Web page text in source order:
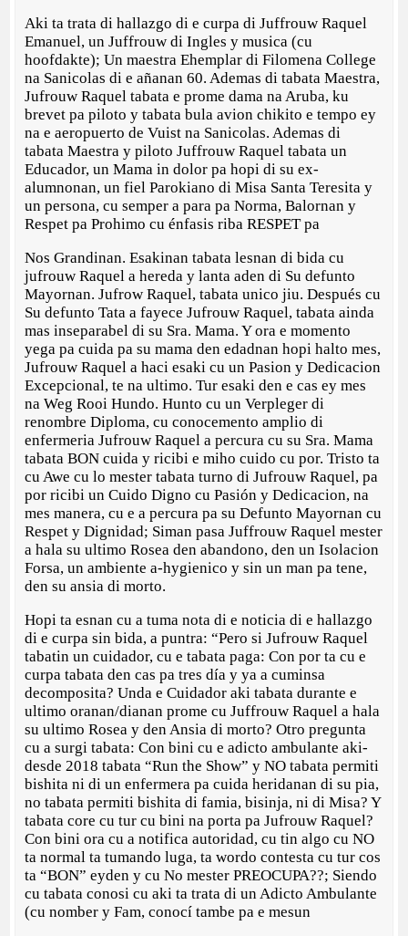
Aki ta trata di hallazgo di e curpa di Juffrouw Raquel
Emanuel, un Juffrouw di Ingles y musica (cu
hoofdakte); Un maestra Ehemplar di Filomena College
na Sanicolas di e añanan 60. Ademas di tabata Maestra,
Jufrouw Raquel tabata e prome dama na Aruba, ku
brevet pa piloto y tabata bula avion chikito e tempo ey
na e aeropuerto de Vuist na Sanicolas. Ademas di
tabata Maestra y piloto Juffrouw Raquel tabata un
Educador, un Mama in dolor pa hopi di su ex-
alumnonan, un fiel Parokiano di Misa Santa Teresita y
un persona, cu semper a para pa Norma, Balornan y
Respet pa Prohimo cu énfasis riba RESPET pa
Nos Grandinan. Esakinan tabata lesnan di bida cu
jufrouw Raquel a hereda y lanta aden di Su defunto
Mayornan. Jufrow Raquel, tabata unico jiu. Después cu
Su defunto Tata a fayece Jufrouw Raquel, tabata ainda
mas inseparabel di su Sra. Mama. Y ora e momento
yega pa cuida pa su mama den edadnan hopi halto mes,
Jufrouw Raquel a haci esaki cu un Pasion y Dedicacion
Excepcional, te na ultimo. Tur esaki den e cas ey mes
na Weg Rooi Hundo. Hunto cu un Verpleger di
renombre Diploma, cu conocemento amplio di
enfermeria Jufrouw Raquel a percura cu su Sra. Mama
tabata BON cuida y ricibi e miho cuido cu por. Tristo ta
cu Awe cu lo mester tabata turno di Jufrouw Raquel, pa
por ricibi un Cuido Digno cu Pasión y Dedicacion, na
mes manera, cu e a percura pa su Defunto Mayornan cu
Respet y Dignidad; Siman pasa Juffrouw Raquel mester
a hala su ultimo Rosea den abandono, den un Isolacion
Forsa, un ambiente a-hygienico y sin un man pa tene,
den su ansia di morto.
Hopi ta esnan cu a tuma nota di e noticia di e hallazgo
di e curpa sin bida, a puntra: “Pero si Jufrouw Raquel
tabatin un cuidador, cu e tabata paga: Con por ta cu e
curpa tabata den cas pa tres día y ya a cuminsa
decomposita? Unda e Cuidador aki tabata durante e
ultimo oranan/dianan prome cu Juffrouw Raquel a hala
su ultimo Rosea y den Ansia di morto? Otro pregunta
cu a surgi tabata: Con bini cu e adicto ambulante aki-
desde 2018 tabata “Run the Show” y NO tabata permiti
bishita ni di un enfermera pa cuida heridanan di su pia,
no tabata permiti bishita di famia, bisinja, ni di Misa? Y
tabata core cu tur cu bini na porta pa Jufrouw Raquel?
Con bini ora cu a notifica autoridad, cu tin algo cu NO
ta normal ta tumando luga, ta wordo contesta cu tur cos
ta “BON” eyden y cu No mester PREOCUPA??; Siendo
cu tabata conosi cu aki ta trata di un Adicto Ambulante
(cu nomber y Fam, conocí tambe pa e mesun